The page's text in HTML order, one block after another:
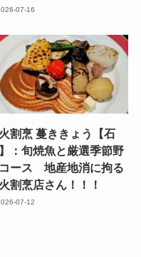
07-16
割烹 蔓ききょう【石
：旬焼魚と厳選季節野
ース 地産地消に拘る
割烹店さん！！！
07-12